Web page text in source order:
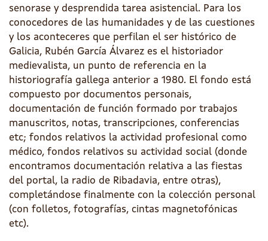
senorase y desprendida tarea asistencial. Para los
conocedores de las humanidades y de las cuestiones
y los aconteceres que perfilan el ser histórico de
Galicia, Rubén García Álvarez es el historiador
medievalista, un punto de referencia en la
historiografía gallega anterior a 1980. El fondo está
compuesto por documentos personais,
documentación de función formado por trabajos
manuscritos, notas, transcripciones, conferencias
etc; fondos relativos la actividad profesional como
médico, fondos relativos su actividad social (donde
encontramos documentación relativa a las fiestas
del portal, la radio de Ribadavia, entre otras),
completándose finalmente con la colección personal
(con folletos, fotografías, cintas magnetofónicas
etc).